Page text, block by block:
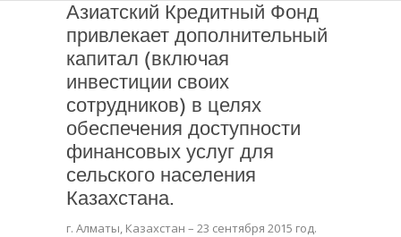
Азиатский Кредитный Фонд
привлекает дополнительный
капитал (включая
инвестиции своих
сотрудников) в целях
обеспечения доступности
финансовых услуг для
сельского населения
Казахстана.
г. Алматы, Казахстан – 23 сентября 2015 год.